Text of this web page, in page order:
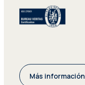
Más información